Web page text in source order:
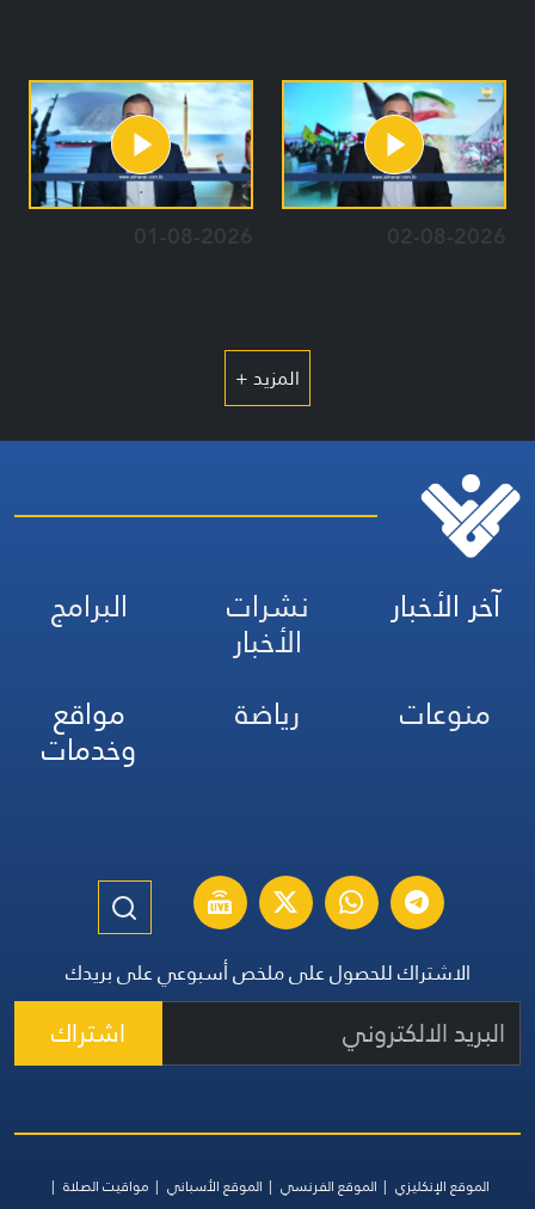
02-08-2026
01-08-2026
المزيد +
آخر الأخبار نشرات
الأخبار
البرامج
منوعات
رياضة مواقع
وخدمات
الاشتراك للحصول على ملخص أسبوعي على بريدك
اشتراك
الموقع الإنكليزي الموقع الفرنسي الموقع الأسباني
مواقيت الصلاة